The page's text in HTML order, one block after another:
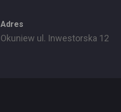
Adres
Okuniew ul. Inwestorska 12